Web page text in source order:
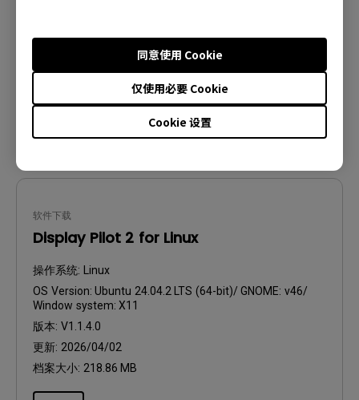
Cookie 设置
仅使用必要 Cookie
同意使用 Cookie
档案大小:106.23 MB
软件下载
Display Pilot 2 for Linux
操作系统:
Linux
OS Version: Ubuntu 24.04.2 LTS (64-bit)/ GNOME: v46/
Window system: X11
版本: V1.1.4.0
更新: 2026/04/02
档案大小: 218.86 MB